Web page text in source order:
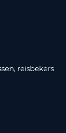
reisbekers